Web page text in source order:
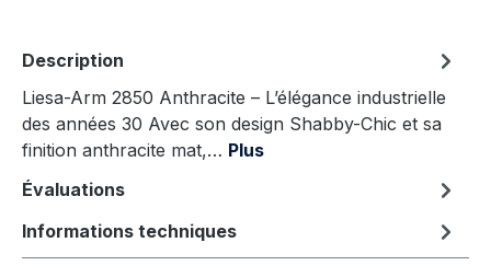
Description
Liesa-Arm 2850 Anthracite – L’élégance industrielle
des années 30 Avec son design Shabby-Chic et sa
finition anthracite mat,… Plus
Évaluations
Informations techniques